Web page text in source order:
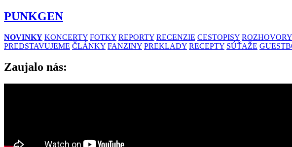
PUNKGEN
NOVINKY KONCERTY FOTKY REPORTY RECENZIE CESTOPISY ROZHOVORY
PREDSTAVUJEME ČLÁNKY FANZINY PREKLADY RECEPTY SÚŤAŽE
Zaujalo nás: